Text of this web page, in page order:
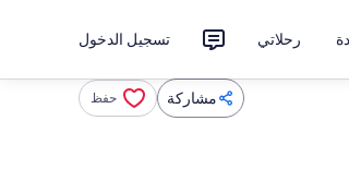
رحلاتي تسجيل الدخول
مشاركة حفظ